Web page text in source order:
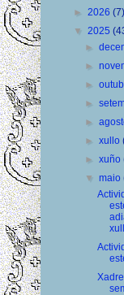
► 2026 (7)
▼ 2025
►
►
►
►
►
►xullo
►xuño
▼maio